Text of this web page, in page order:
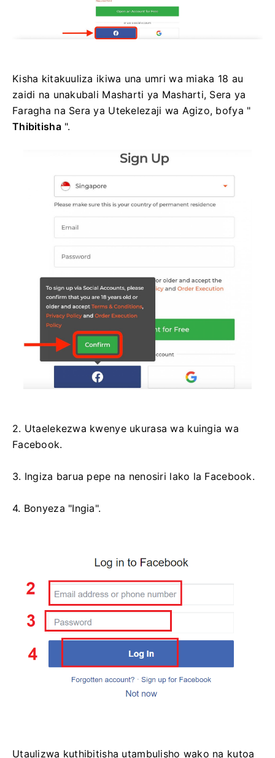
Kisha kitakuuliza ikiwa una umri wa miaka 18 au
zaidi na unakubali Masharti ya Masharti, Sera ya
Faragha na Sera ya Utekelezaji wa Agizo, bofya "
Thibitisha".
2. Utaelekezwa kwenye ukurasa wa kuingia wa
Facebook.
3. Ingiza barua pepe na nenosiri lako la Facebook.
4. Bonyeza "Ingia".
Utaulizwa kuthibitisha utambulisho wako na kutoa